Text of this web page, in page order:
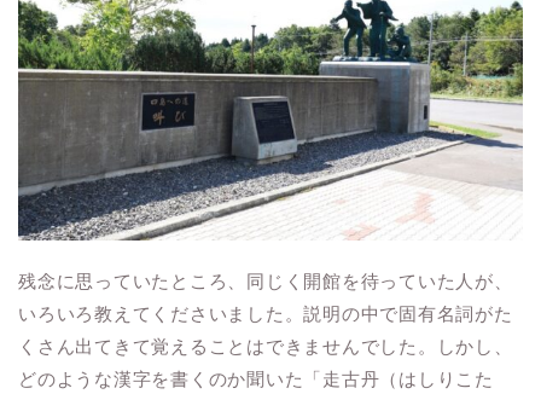
残念に思っていたところ、同じく開館を待っていた人が、
いろいろ教えてくださいました。説明の中で固有名詞がた
くさん出てきて覚えることはできませんでした。しかし、
どのような漢字を書くのか聞いた「走古丹（はしりこた